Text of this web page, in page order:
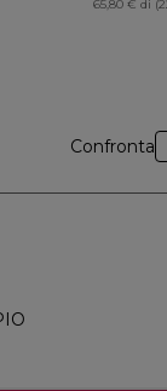
65,80 € di
Confronta